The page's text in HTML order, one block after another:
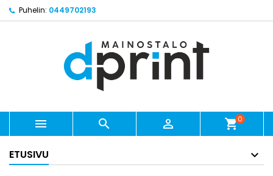
Puhelin: 0449702193
   shopping_cart0
ETUSIVU